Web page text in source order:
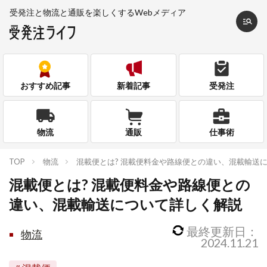
受発注と物流と通販を楽しくするWebメディア
おすすめ記事 新着記事 受発注
物流 通販 仕事術
TOP 物流 混載便とは? 混載便料金や路線便との違い、混載輸送
混載便とは? 混載便料金や路線便との
違い、混載輸送について詳しく解説
物流 最終更新日：
2024.11.21